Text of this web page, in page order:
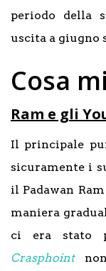
periodo della
uscita a giugno
Cosa
Ram e gli
Il principale
sicuramente i
il Padawan
maniera
ci era stato
Crasphoint